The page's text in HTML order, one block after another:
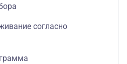
согласно